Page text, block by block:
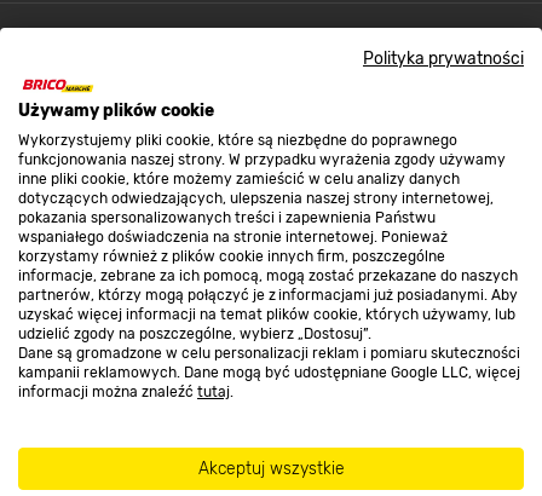
Polityka prywatności
Używamy plików cookie
Wykorzystujemy pliki cookie, które są niezbędne do poprawnego
funkcjonowania naszej strony. W przypadku wyrażenia zgody używamy
inne pliki cookie, które możemy zamieścić w celu analizy danych
dotyczących odwiedzających, ulepszenia naszej strony internetowej,
pokazania spersonalizowanych treści i zapewnienia Państwu
wspaniałego doświadczenia na stronie internetowej. Ponieważ
korzystamy również z plików cookie innych firm, poszczególne
informacje, zebrane za ich pomocą, mogą zostać przekazane do naszych
partnerów, którzy mogą połączyć je z informacjami już posiadanymi. Aby
uzyskać więcej informacji na temat plików cookie, których używamy, lub
udzielić zgody na poszczególne, wybierz „Dostosuj”.
Dane są gromadzone w celu personalizacji reklam i pomiaru skuteczności
kampanii reklamowych. Dane mogą być udostępniane Google LLC, więcej
informacji można znaleźć tutaj.
Akceptuj wszystkie
Strefa biznesu
Dołącz do nas
Metody płatności
Informacje handlowe o towarach i ich cenach podane na stronach serwisu: